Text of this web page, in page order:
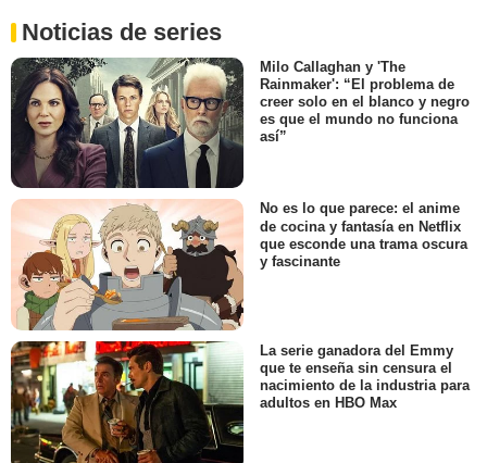
Noticias de series
Milo Callaghan y 'The
Rainmaker': “El problema de
creer solo en el blanco y negro
es que el mundo no funciona
así”
No es lo que parece: el anime
de cocina y fantasía en Netflix
que esconde una trama oscura
y fascinante
La serie ganadora del Emmy
que te enseña sin censura el
nacimiento de la industria para
adultos en HBO Max